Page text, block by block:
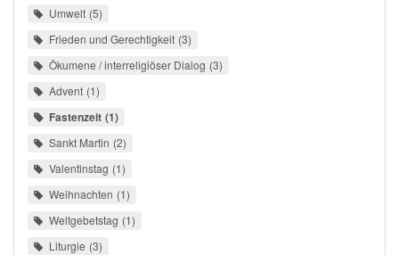
Umwelt 5
Frieden und Gerechtigkeit 3
Ökumene / interreligiöser Dialog 3
Advent 1
Fastenzeit 1
Sankt Martin 2
Valentinstag 1
Weihnachten 1
Weltgebetstag 1
Liturgie 3